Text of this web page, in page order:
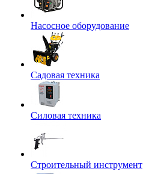
Насосное оборудование
Садовая техника
Силовая техника
Строительный инструмент